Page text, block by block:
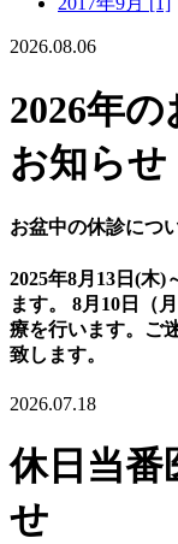
2026.08.06
2026年
お知らせ
お盆中の休診につ
2025年8月13日(木)
ます。 8月10日（
療を行います。ご
致します。
2026.07.18
休日当番
せ